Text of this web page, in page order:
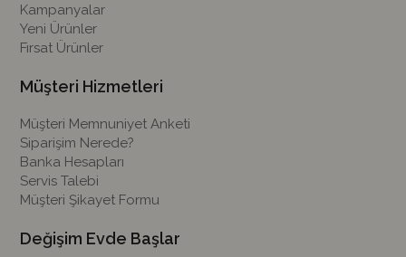
Kampanyalar
Yeni Ürünler
Fırsat Ürünler
Müşteri Hizmetleri
Müşteri Memnuniyet Anketi
Siparişim Nerede?
Banka Hesapları
Servis Talebi
Müşteri Şikayet Formu
Değişim Evde Başlar